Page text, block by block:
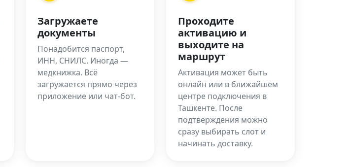
Загружаете
документы
Понадобится паспорт,
ИНН, СНИЛС. Иногда —
медкнижка. Всё
загружается прямо через
приложение или чат-бот.
Проходите
активацию и
выходите на
маршрут
Активация может быть
онлайн или в ближайшем
центре подключения в
Ташкенте. После
подтверждения можно
сразу выбирать слот и
начинать доставку.